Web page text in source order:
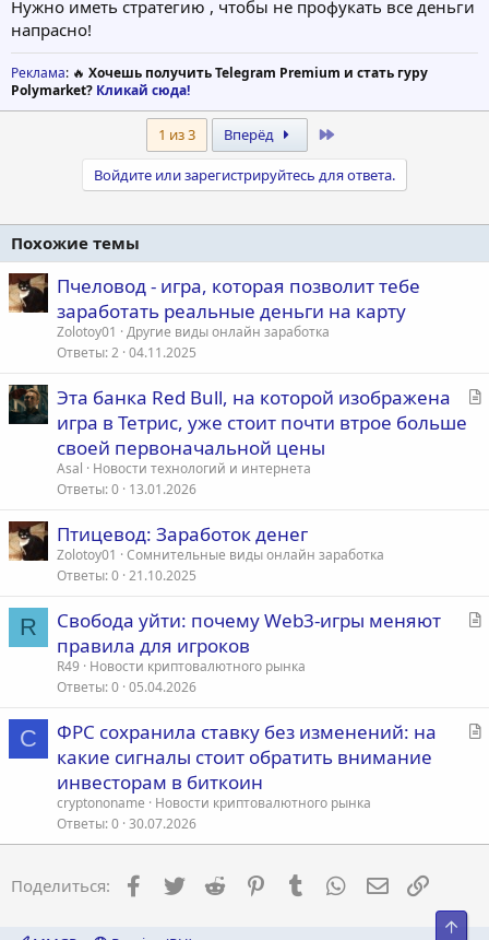
Нужно иметь стратегию , чтобы не профукать все деньги
напрасно!
Реклама: 🔥 Хочешь получить Telegram Premium и стать гуру
Polymarket? Кликай сюда!
1 из 3 Вперёд
Войдите или зарегистрируйтесь для ответа.
Похожие темы
Пчеловод - игра, которая позволит тебе
заработать реальные деньги на карту
Zolotoy01
Другие виды онлайн заработка
Ответы 2 04.11.2025
С
Эта банка Red Bull, на которой изображена
игра в Тетрис, уже стоит почти втрое больше
своей первоначальной цены
Asal
Новости технологий и интернета
Ответы 0 13.01.2026
Птицевод: Заработок денег
Zolotoy01
Сомнительные виды онлайн заработка
Ответы 0 21.10.2025
R
С
я
Свобода уйти: почему Web3-игры меняют
правила для игроков
R49
Новости криптовалютного рынка
Ответы 0 05.04.2026
C
С
я
ФРС сохранила ставку без изменений: на
какие сигналы стоит обратить внимание
инвесторам в биткоин
cryptononame
Новости криптовалютного рынка
Ответы 0 30.07.2026
Поделиться: Facebook
Twitter Reddit PinterestTumblr WhatsApp